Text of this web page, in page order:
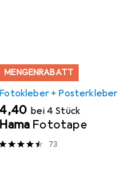
MENGENRABATT
Fotokleber + Posterkleber
EUR
4,40 bei 4 Stück
Hama Fototape
73